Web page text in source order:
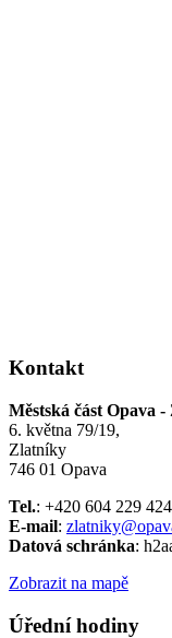
Kontakt
Městská část Opava
6. května 79/19,
Zlatníky
746 01 Opava
Tel.: +420 604 229 424
E-mail:
Datová schránka:
Zobrazit na mapě
Úřední hodiny